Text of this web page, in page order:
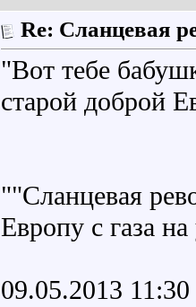
Re: Сланцевая
"Вот тебе
старой доброй
""Сланцевая
Европу с газа
09.05.2013